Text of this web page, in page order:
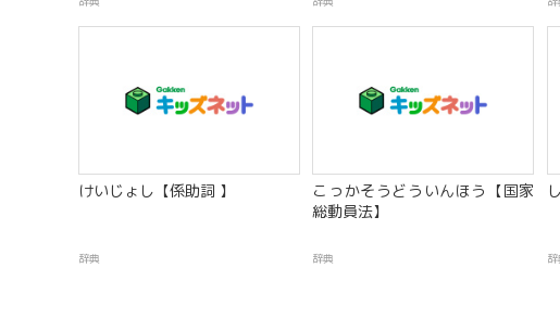
けいじょし【係助詞 】
辞典
こっかそうどういんほう【国家
総動員法】
辞典